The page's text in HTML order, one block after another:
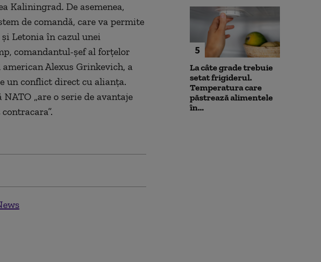
Kaliningrad. De asemenea,
de comandă, care va permite
Letonia în cazul unei
comandantul-șef al forțelor
Alexus Grinkevich, a
un conflict direct cu alianța.
„are o serie de avantaje
5
La câte grade trebuie
setat frigiderul.
Temperatura care
păstrează alimentele
în...